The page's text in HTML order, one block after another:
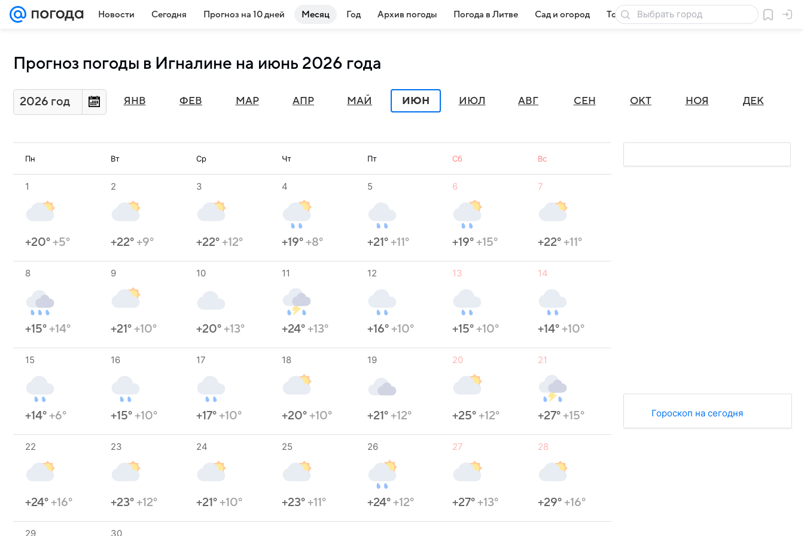
Новости Сегодня Прогноз на 10 дней Месяц Год Архив погоды Погода в Литве Сад и огород Товары для дачи
Прогноз погоды в Игналине на июнь 2026 года
2026 год ЯНВ ФЕВ МАР АПР МАЙ ИЮН ИЮЛ АВГ СЕН ОКТ НОЯ ДЕК
Пн Вт Ср Чт Пт Сб Вс
1
+20°+5°
2
+22°+9°
3
+22°+12°
4
+19°+8°
5
+21°+11°
6
+19°+15°
7
+22°+11°
8
+15°+14°
9
+21°+10°
10
+20°+13°
11
+24°+13°
12
+16°+10°
13
+15°+10°
14
+14°+10°
15
+14°+6°
16
+15°+10°
17
+17°+10°
18
+20°+10°
19
+21°+12°
20
+25°+12°
21
+27°+15°
22
+24°+16°
23
+23°+12°
24
+21°+10°
25
+23°+11°
26
+24°+12°
27
+27°+13°
28
+29°+16°
29 30
Гороскоп на сегодня